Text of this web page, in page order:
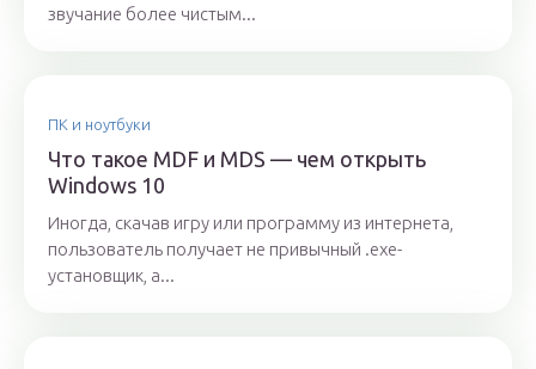
звучание более чистым...
ПК и ноутбуки
Что такое MDF и MDS — чем открыть
Windows 10
Иногда, скачав игру или программу из интернета,
пользователь получает не привычный .exe-
установщик, а...